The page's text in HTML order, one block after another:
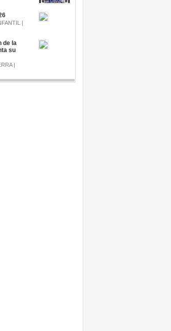
|
de la
su
|